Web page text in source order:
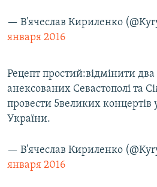
— В'ячеслав Кириленко
января 2016
Рецепт простий:відмінити
анексованих Севастополі та
провести 5великих концертів
України.
— В'ячеслав Кириленко
января 2016